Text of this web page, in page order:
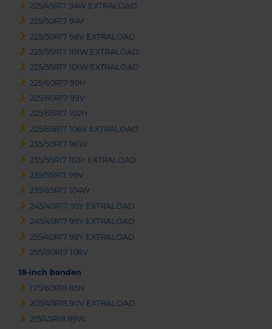
225/45R17 94W EXTRALOAD
225/50R17 94V
225/50R17 98V EXTRALOAD
225/55R17 101W EXTRALOAD
225/55R17 101W EXTRALOAD
225/60R17 99H
225/60R17 99V
225/65R17 102H
225/65R17 106V EXTRALOAD
235/50R17 96W
235/55R17 103Y EXTRALOAD
235/55R17 99V
235/65R17 104W
245/40R17 95Y EXTRALOAD
245/45R17 99Y EXTRALOAD
255/40R17 98Y EXTRALOAD
255/60R17 106V
18-inch banden
175/60R18 85H
205/45R18 90V EXTRALOAD
215/45R18 89W